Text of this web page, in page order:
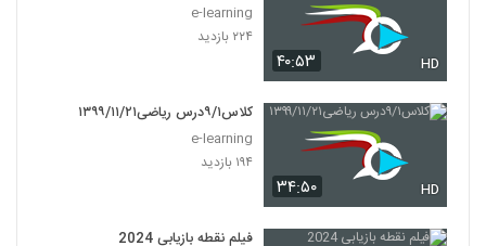
۴۰:۵۳ HD
e-learning
۲۲۴ بازدید
۳۴:۵۰ HD
کلاس۹/۱درس ریاضی۱۳۹۹/۱۱/۲۱
e-learning
۱۹۴ بازدید
فیلم نقطه بازیابی 2024